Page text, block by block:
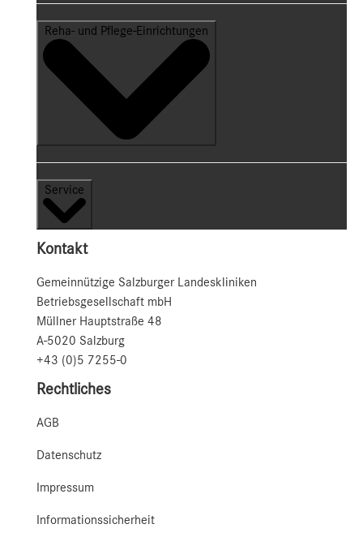
Reha- und Pflege-Einrichtungen
Service
Kontakt
Gemeinnützige Salzburger Landeskliniken
Betriebsgesellschaft mbH
Müllner Hauptstraße 48
A-5020 Salzburg
+43 (0)5 7255-0
Rechtliches
AGB
Datenschutz
Impressum
Informationssicherheit